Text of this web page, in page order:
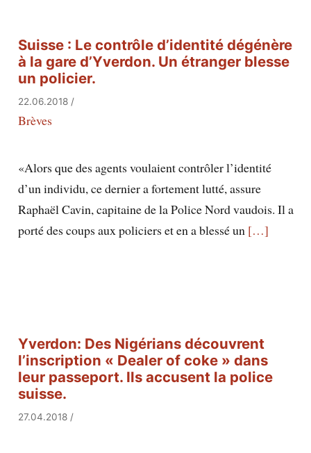
Suisse : Le contrôle d’identité dégénère
à la gare d’Yverdon. Un étranger blesse
un policier.
22.06.2018/
Brèves
«Alors que des agents voulaient contrôler l’identité
d’un individu, ce dernier a fortement lutté, assure
Raphaël Cavin, capitaine de la Police Nord vaudois. Il a
porté des coups aux policiers et en a blessé un […]
Yverdon: Des Nigérians découvrent
l’inscription « Dealer of coke » dans
leur passeport. Ils accusent la police
suisse.
27.04.2018/